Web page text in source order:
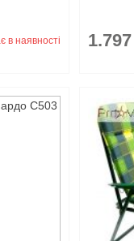
в наявності 1.797